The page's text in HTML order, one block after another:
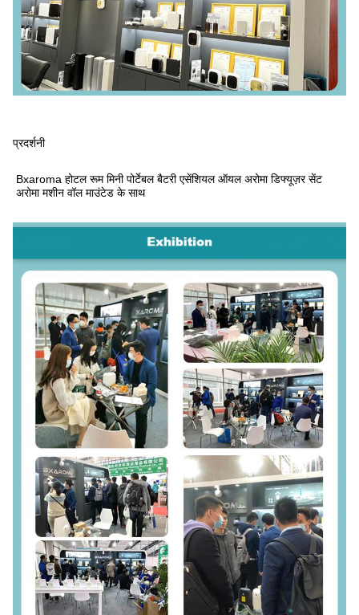
प्रदर्शनी
Bxaroma होटल रूम मिनी पोर्टेबल बैटरी एसेंशियल ऑयल अरोमा डिफ्यूज़र सेंट
अरोमा मशीन वॉल माउंटेड के साथ